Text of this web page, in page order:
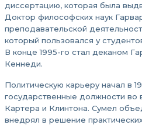
диссертацию, которая была
Доктор философских наук
преподавательской
который пользовался у
В конце 1995-го стал деканом
Кеннеди.
Политическую карьеру начал в
государственные должности во
Картера и Клинтона. Сумел
внедрял в решение